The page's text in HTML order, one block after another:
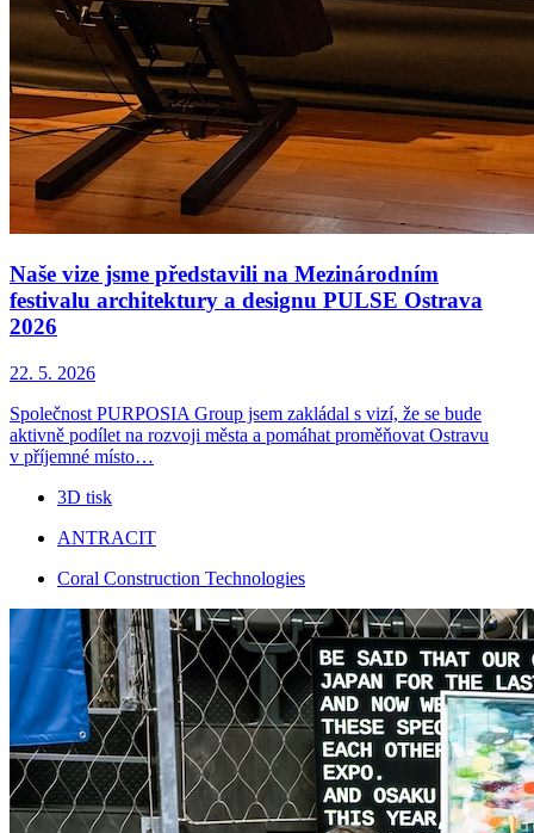
Naše vize jsme představili na Mezinárodním
festivalu architektury a designu PULSE Ostrava
2026
22. 5. 2026
Společnost PURPOSIA Group jsem zakládal s vizí, že se bude
aktivně podílet na rozvoji města a pomáhat proměňovat Ostravu
v příjemné místo…
3D tisk
ANTRACIT
Coral Construction Technologies